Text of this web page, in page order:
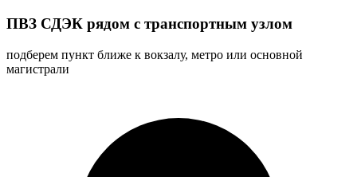
ПВЗ СДЭК рядом с транспортным узлом
подберем пункт ближе к вокзалу, метро или основной
магистрали